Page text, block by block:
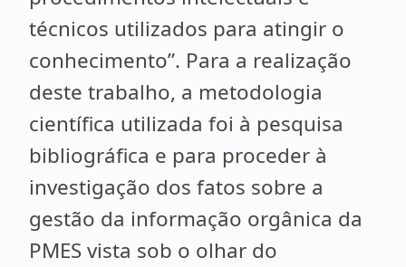
técnicos utilizados para atingir o
conhecimento”. Para a realização
deste trabalho, a metodologia
científica utilizada foi à pesquisa
bibliográfica e para proceder à
investigação dos fatos sobre a
gestão da informação orgânica da
PMES vista sob o olhar do